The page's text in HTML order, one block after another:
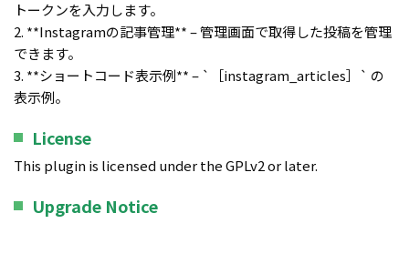
トークンを入力します。
2. **Instagramの記事管理** – 管理画面で取得した投稿を管理
できます。
3. **ショートコード表示例** – `［instagram_articles］` の
表示例。
License
This plugin is licensed under the GPLv2 or later.
Upgrade Notice